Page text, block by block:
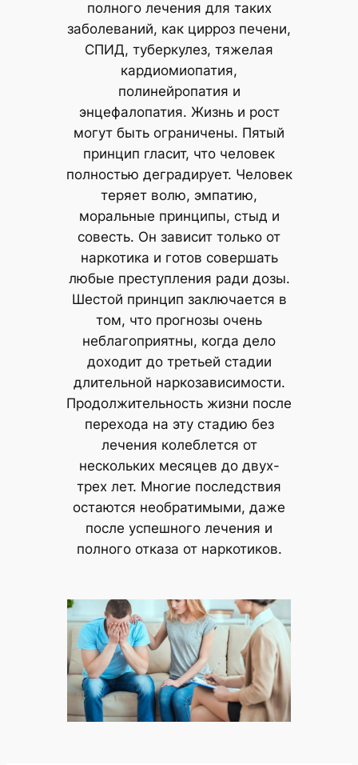
полного лечения для таких
заболеваний, как цирроз печени,
СПИД, туберкулез, тяжелая
кардиомиопатия,
полинейропатия и
энцефалопатия. Жизнь и рост
могут быть ограничены. Пятый
принцип гласит, что человек
полностью деградирует. Человек
теряет волю, эмпатию,
моральные принципы, стыд и
совесть. Он зависит только от
наркотика и готов совершать
любые преступления ради дозы.
Шестой принцип заключается в
том, что прогнозы очень
неблагоприятны, когда дело
доходит до третьей стадии
длительной наркозависимости.
Продолжительность жизни после
перехода на эту стадию без
лечения колеблется от
нескольких месяцев до двух-
трех лет. Многие последствия
остаются необратимыми, даже
после успешного лечения и
полного отказа от наркотиков.